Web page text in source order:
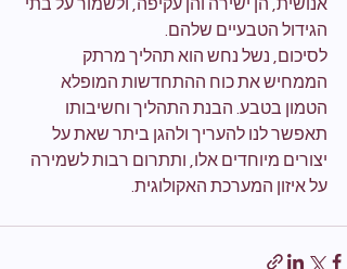
אנושית, הן ישירה והן עקיפה, ולשמור על בתי
הגידול הטבעיים שלהם.
לסיכום, נשל נחש הוא תהליך מרתק
הממחיש את כוח ההתחדשות המופלא
הטמון בטבע. הבנת התהליך וחשיבותו
תאפשר לנו להעריך ולהגן ביתר שאת על
יצורים מיוחדים אלו, ותתרום רבות לשמירה
על איזון המערכת האקולוגית.